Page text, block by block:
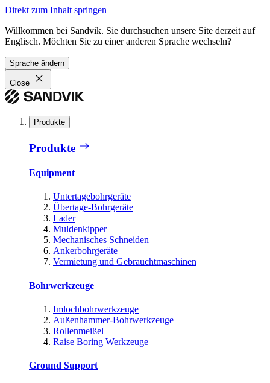
Direkt zum Inhalt springen
Willkommen bei Sandvik. Sie durchsuchen unsere Site derzeit auf
Englisch. Möchten Sie zu einer anderen Sprache wechseln?
Sprache ändern
Close
Produkte
Produkte
Equipment
Untertagebohrgeräte
Übertage-Bohrgeräte
Lader
Muldenkipper
Mechanisches Schneiden
Ankerbohrgeräte
Vermietung und Gebrauchtmaschinen
Bohrwerkzeuge
Imlochbohrwerkzeuge
Außenhammer-Bohrwerkzeuge
Rollenmeißel
Raise Boring Werkzeuge
Ground Support